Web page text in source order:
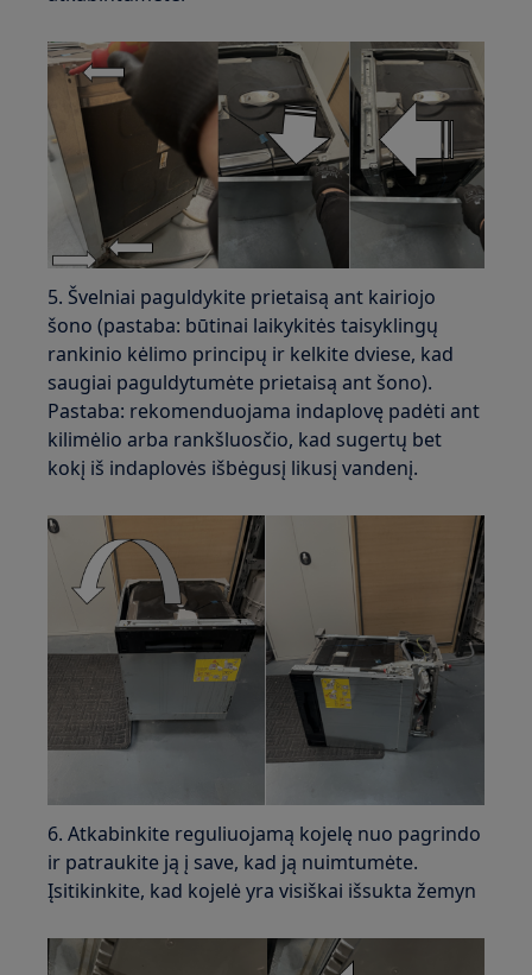
5. Švelniai paguldykite prietaisą ant kairiojo
šono (pastaba: būtinai laikykitės taisyklingų
rankinio kėlimo principų ir kelkite dviese, kad
saugiai paguldytumėte prietaisą ant šono).
Pastaba: rekomenduojama indaplovę padėti ant
kilimėlio arba rankšluosčio, kad sugertų bet
kokį iš indaplovės išbėgusį likusį vandenį.
6. Atkabinkite reguliuojamą kojelę nuo pagrindo
ir patraukite ją į save, kad ją nuimtumėte.
Įsitikinkite, kad kojelė yra visiškai išsukta žemyn